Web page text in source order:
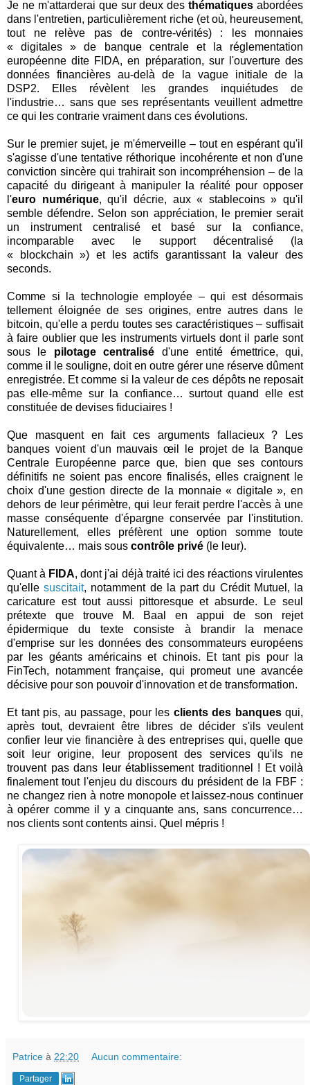
Je ne m'attarderai que sur deux desthématiques abordées
dans l'entretien, particulièrement riche (et où, heureusement,
tout ne relève pas de contre-vérités) : les monnaies
« digitales » de banque centrale et la réglementation
européenne dite FIDA, en préparation, sur l'ouverture des
données financières au-delà de la vague initiale de la
DSP2. Elles révèlent les grandes inquiétudes de
l'industrie… sans que ses représentants veuillent admettre
ce qui les contrarie vraiment dans ces évolutions.
Sur le premier sujet, je m'émerveille – tout en espérant qu'il
s'agisse d'une tentative réthorique incohérente et non d'une
conviction sincère qui trahirait son incompréhension – de la
capacité du dirigeant à manipuler la réalité pour opposer
l'euro numérique, qu'il décrie, aux « stablecoins » qu'il
semble défendre. Selon son appréciation, le premier serait
un instrument centralisé et basé sur la confiance,
incomparable avec le support décentralisé (la
« blockchain ») et les actifs garantissant la valeur des
seconds.
Comme si la technologie employée – qui est désormais
tellement éloignée de ses origines, entre autres dans le
bitcoin, qu'elle a perdu toutes ses caractéristiques – suffisait
à faire oublier que les instruments virtuels dont il parle sont
sous le pilotage centralisé d'une entité émettrice, qui,
comme il le souligne, doit en outre gérer une réserve dûment
enregistrée. Et comme si la valeur de ces dépôts ne reposait
pas elle-même sur la confiance… surtout quand elle est
constituée de devises fiduciaires !
Que masquent en fait ces arguments fallacieux ? Les
banques voient d'un mauvais œil le projet de la Banque
Centrale Européenne parce que, bien que ses contours
définitifs ne soient pas encore finalisés, elles craignent le
choix d'une gestion directe de la monnaie « digitale », en
dehors de leur périmètre, qui leur ferait perdre l'accès à une
masse conséquente d'épargne conservée par l'institution.
Naturellement, elles préfèrent une option somme toute
équivalente… mais sous contrôle privé (le leur).
Quant à FIDA, dont j'ai déjà traité ici des réactions virulentes
qu'ellesuscitait, notamment de la part du Crédit Mutuel, la
caricature est tout aussi pittoresque et absurde. Le seul
prétexte que trouve M. Baal en appui de son rejet
épidermique du texte consiste à brandir la menace
d'emprise sur les données des consommateurs européens
par les géants américains et chinois. Et tant pis pour la
FinTech, notamment française, qui promeut une avancée
décisive pour son pouvoir d'innovation et de transformation.
Et tant pis, au passage, pour les clients des banquesqui,
après tout, devraient être libres de décider s'ils veulent
confier leur vie financière à des entreprises qui, quelle que
soit leur origine, leur proposent des services qu'ils ne
trouvent pas dans leur établissement traditionnel ! Et voilà
finalement tout l'enjeu du discours du président de la FBF :
ne changez rien à notre monopole et laissez-nous continuer
à opérer comme il y a cinquante ans, sans concurrence…
nos clients sont contents ainsi. Quel mépris !
Patrice à 22:20 Aucun commentaire:
Partager